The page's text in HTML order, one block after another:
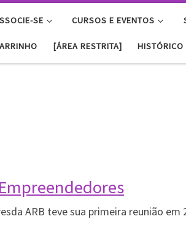
SE CURSOS E EVENTOS
[ÁREA RESTRITA] HISTÓRICO
ARB teve sua primeira reunião em